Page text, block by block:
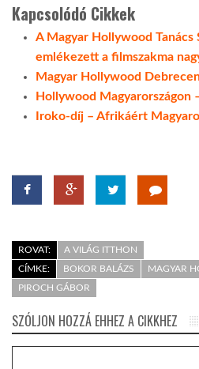
Kapcsolódó Cikkek
A Magyar Hollywood Tanács
emlékezett a filmszakma
Magyar Hollywood
Hollywood Magyarországon
Iroko-díj – Afrikáért
ROVAT:
A VILÁG ITTHON
CÍMKE:
BOKOR BALÁZS
MAGYAR
PIROCH GÁBOR
SZÓLJON HOZZÁ EHHEZ A CIKKHEZ